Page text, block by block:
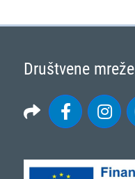
Društvene mreže